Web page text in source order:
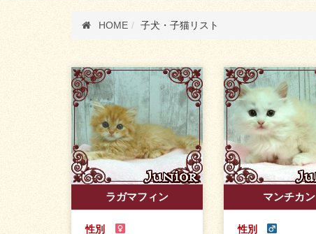
HOME 子犬・子猫リスト
ラガマフィン
性別
マンチカン
性別